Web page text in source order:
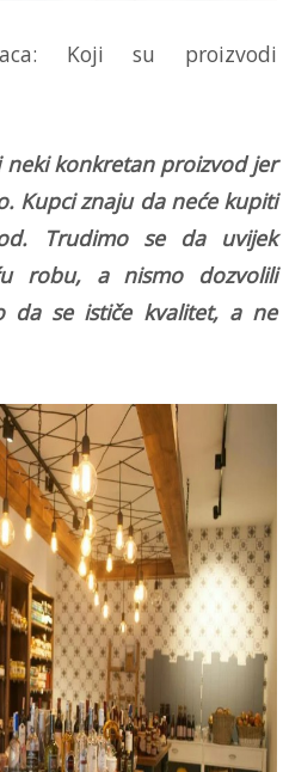
Koji su proizvodi
neki konkretan proizvod jer
Kupci znaju da neće kupiti
Trudimo se da uvijek
robu, a nismo dozvolili
da se ističe kvalitet, a ne